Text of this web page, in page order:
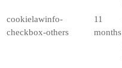
cookielawinfo-
checkbox-others
11
months